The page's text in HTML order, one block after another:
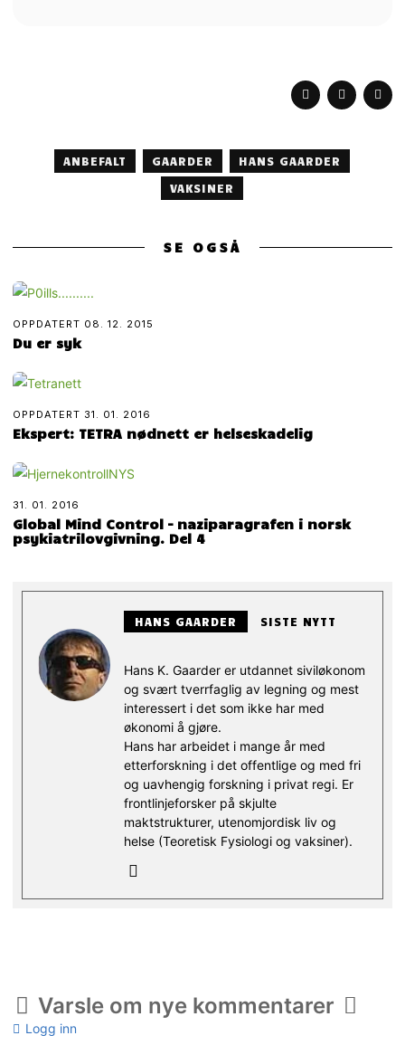
ANBEFALT GAARDER
HANS GAARDER
VAKSINER
SE OGSÅ
OPPDATERT 08. 12. 2015
Du er syk
OPPDATERT 31. 01. 2016
Ekspert: TETRA nødnett er helseskadelig
31. 01. 2016
Global Mind Control – naziparagrafen i norsk
psykiatrilovgivning. Del 4
HANS GAARDER SISTE NYTT
Hans K. Gaarder er utdannet siviløkonom
og svært tverrfaglig av legning og mest
interessert i det som ikke har med
økonomi å gjøre.
Hans har arbeidet i mange år med
etterforskning i det offentlige og med fri
og uavhengig forskning i privat regi. Er
frontlinjeforsker på skjulte
maktstrukturer, utenomjordisk liv og
helse (Teoretisk Fysiologi og vaksiner).
Varsle om nye kommentarer
Logg inn